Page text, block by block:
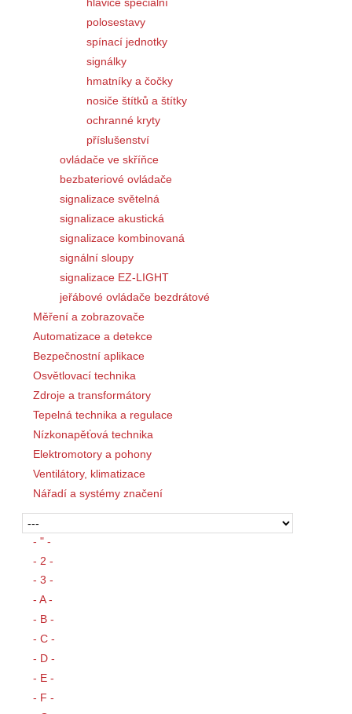
polosestavy
spínací jednotky
signálky
hmatníky a čočky
nosiče štítků a štítky
ochranné kryty
příslušenství
ovládače ve skříňce
bezbateriové ovládače
signalizace světelná
signalizace akustická
signalizace kombinovaná
signální sloupy
signalizace EZ-LIGHT
jeřábové ovládače bezdrátové
Měření a zobrazovače
Automatizace a detekce
Bezpečnostní aplikace
Osvětlovací technika
Zdroje a transformátory
Tepelná technika a regulace
Nízkonapěťová technika
Elektromotory a pohony
Ventilátory, klimatizace
Nářadí a systémy značení
- " -
- 2 -
- 3 -
- A -
- B -
- C -
- D -
- E -
- F -